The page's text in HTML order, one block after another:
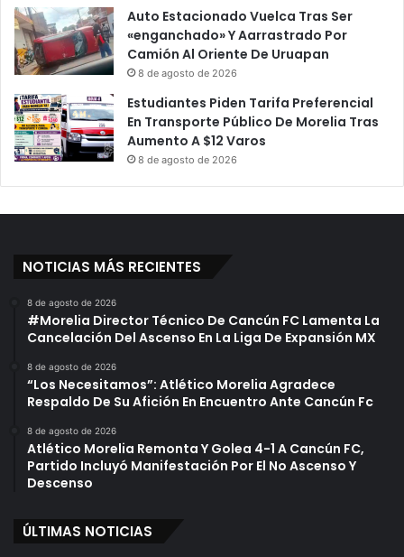
Auto Estacionado Vuelca Tras Ser
«enganchado» Y Aarrastrado Por
Camión Al Oriente De Uruapan
8 de agosto de 2026
Estudiantes Piden Tarifa Preferencial
En Transporte Público De Morelia Tras
Aumento A $12 Varos
8 de agosto de 2026
NOTICIAS MÁS RECIENTES
8 de agosto de 2026
#Morelia Director Técnico De Cancún FC Lamenta La
Cancelación Del Ascenso En La Liga De Expansión MX
8 de agosto de 2026
“Los Necesitamos”: Atlético Morelia Agradece
Respaldo De Su Afición En Encuentro Ante Cancún Fc
8 de agosto de 2026
Atlético Morelia Remonta Y Golea 4-1 A Cancún FC,
Partido Incluyó Manifestación Por El No Ascenso Y
Descenso
ÚLTIMAS NOTICIAS